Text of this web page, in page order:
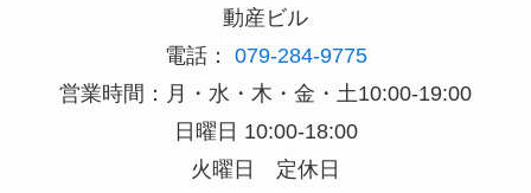
動産ビル
電話： 079-284-9775
営業時間：月・水・木・金・土10:00-19:00
日曜日 10:00-18:00
火曜日 定休日